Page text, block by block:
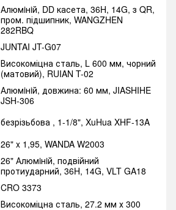
Алюмiнiй, DD касета, 36H, 14G, з QR,
пром. підшипник, WANGZHEN
282RBQ
JUNTAI JT-G07
Високоміцна сталь, L 600 мм, чорний
(матовий), RUIAN T-02
Алюмiнiй, довжина: 60 мм, JIASHIHE
JSH-306
безрізьбова , 1-1/8", XuHua XHF-13A
26" x 1,95, WANDA W2003
26" Алюмiнiй, подвійний
протиударний, 36H, 14G, VLT GA18
CRO 3373
Високоміцна сталь, 27.2 мм х 300